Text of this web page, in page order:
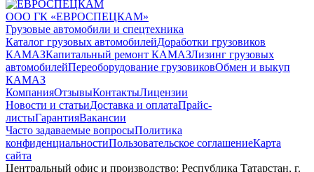
ООО ГК «ЕВРОСПЕЦКАМ»
Грузовые автомобили и спецтехника
Каталог грузовых автомобилейДоработки грузовиков
КАМАЗКапитальный ремонт КАМАЗЛизинг грузовых
автомобилейПереоборудование грузовиковОбмен и выкуп
КАМАЗ
КомпанияОтзывыКонтактыЛицензии
Новости и статьиДоставка и оплатаПрайс-
листыГарантияВакансии
Часто задаваемые вопросыПолитика
конфиденциальностиПользовательское соглашениеКарта
сайта
Центральный офис и производство: Республика Татарстан, г.